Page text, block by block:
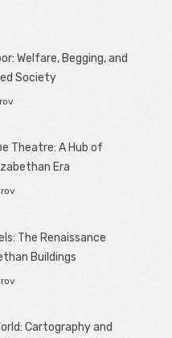
Welfare, Begging, and
Society
Theatre: A Hub of
Era
The Renaissance
Buildings
Cartography and